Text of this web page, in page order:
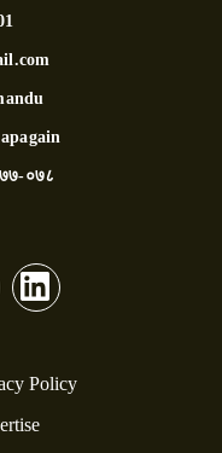
०७८
Policy